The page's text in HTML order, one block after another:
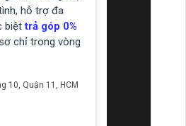
hỗ trợ đa
biệttrả góp 0%
chỉ trong vòng
10, Quận 11, HCM